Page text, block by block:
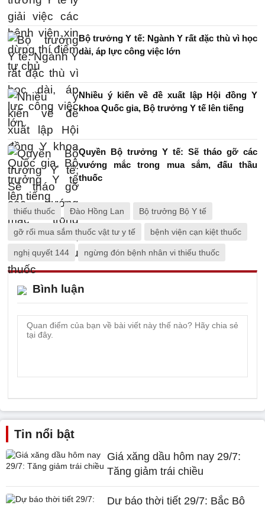
Bộ trưởng Y tế: Ngành Y rất đặc thù vì học
dài, áp lực công việc lớn
Nhiều ý kiến về đề xuất lập Hội đồng Y
khoa Quốc gia, Bộ trưởng Y tế lên tiếng
Quyền Bộ trưởng Y tế: Sẽ tháo gỡ các
vướng mắc trong mua sắm, đấu thầu
thuốc
thiếu thuốc Đào Hồng Lan Bộ trưởng Bộ Y tế
gỡ rối mua sắm thuốc vật tư y tế bệnh viện cạn kiệt thuốc
nghị quyết 144 ngừng đón bệnh nhân vi thiếu thuốc
Bình luận
Tin nổi bật
Giá xăng dầu hôm nay 29/7:
Tăng giảm trái chiều
Dự báo thời tiết 29/7: Bắc Bộ